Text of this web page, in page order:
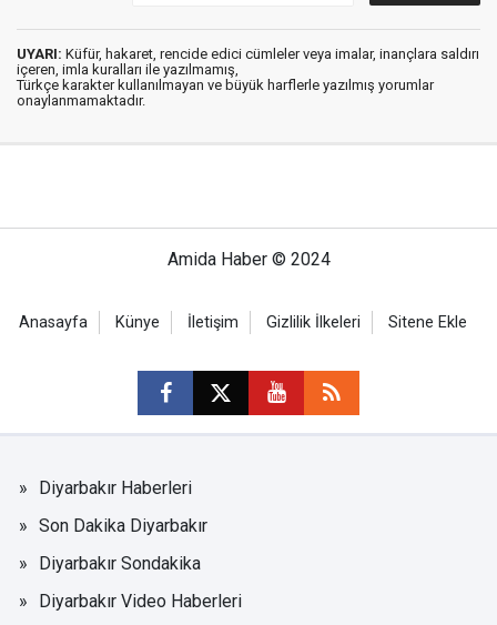
UYARI: Küfür, hakaret, rencide edici cümleler veya imalar, inançlara saldırı
içeren, imla kuralları ile yazılmamış,
Türkçe karakter kullanılmayan ve büyük harflerle yazılmış yorumlar
onaylanmamaktadır.
Amida Haber © 2024
Anasayfa Künye İletişim Gizlilik İlkeleri Sitene Ekle
Diyarbakır Haberleri
Son Dakika Diyarbakır
Diyarbakır Sondakika
Diyarbakır Video Haberleri